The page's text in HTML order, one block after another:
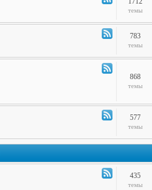
Канал
-
темы
Канал
-
783
темы
Канал868
темы
Канал
-
577
темы
Канал
435
темы